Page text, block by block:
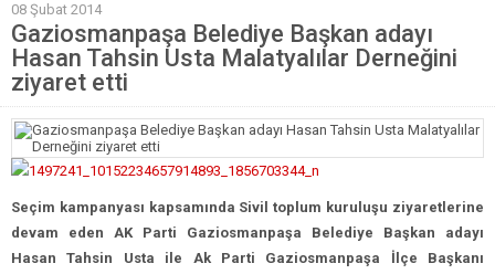
POLİTİKA
Polis & Adliye
SPOR
EKONOMİ
YAZARLAR
Sağlık & Yaşam
Kültür & Sanat
08 Şubat 2014
Gaziosmanpaşa Belediye Başkan adayı
Hasan Tahsin Usta Malatyalılar Derneğini
ziyaret etti
Seçim kampanyası kapsamında Sivil toplum kuruluşu ziyaretlerine
devam eden AK Parti Gaziosmanpaşa Belediye Başkan adayı
Hasan Tahsin Usta ile Ak Parti Gaziosmanpaşa İlçe Başkanı